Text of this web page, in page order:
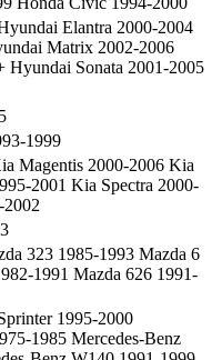
1995-2000
1985 Mercedes-Benz
Benz W140 1991-1999
2005 Mercedes-Benz
Benz W203 2000-2007
2005 Mercedes-Benz
Mitsubishi Colt 1983-
2001 Mitsubishi Pajero
Nissan Maxima QX 1993-
Nissan Sunny 1991-
1999
1993-2000 Opel
Kadett 1984-1991 Opel